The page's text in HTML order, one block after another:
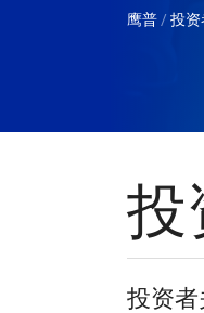
鹰普 / 投资
投
投资